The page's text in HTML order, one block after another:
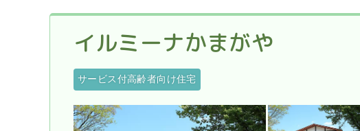
イルミーナかまがや
サービス付高齢者向け住宅